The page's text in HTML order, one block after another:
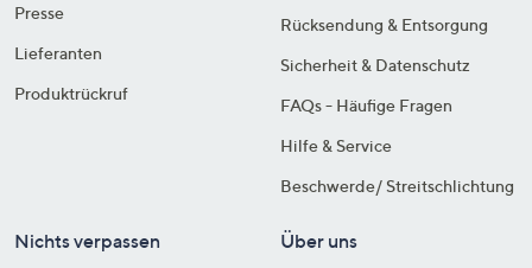
Presse
Lieferanten
Produktrückruf
Rücksendung & Entsorgung
Sicherheit & Datenschutz
FAQs - Häufige Fragen
Hilfe & Service
Beschwerde/ Streitschlichtung
Nichts verpassen Über uns